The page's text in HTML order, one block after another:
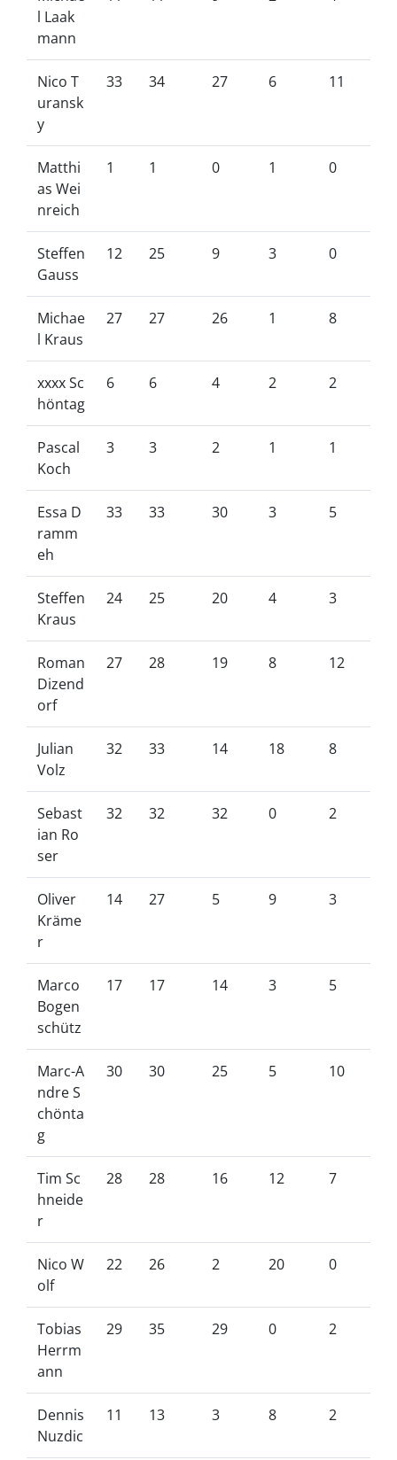
l Laak
mann
Nico T
uransk
y
33 34 27 6 11
Matthi
as Wei
nreich
1 1 0 1 0
Steffen
Gauss
12 25 9 3 0
Michae
l Kraus
27 27 26 1 8
xxxx Sc
höntag
6 6 4 2 2
Pascal
Koch
3 3 2 1 1
Essa D
ramm
eh
33 33 30 3 5
Steffen
Kraus
24 25 20 4 3
Roman
Dizend
orf
27 28 19 8 12
Julian
Volz
32 33 14 18 8
Sebast
ian Ro
ser
32 32 32 0 2
Oliver
Kräme
r
14 27 5 9 3
Marco
Bogen
schütz
17 17 14 3 5
Marc-A
ndre S
chönta
g
30 30 25 5 10
Tim Sc
hneide
r
28 28 16 12 7
Nico W
olf
22 26 2 20 0
Tobias
Herrm
ann
29 35 29 0 2
Dennis
Nuzdic
11 13 3 8 2